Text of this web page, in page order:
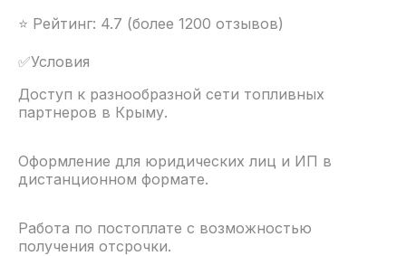
⭐ Рейтинг: 4.7 (более 1200 отзывов)
✅Условия
Доступ к разнообразной сети топливных
партнеров в Крыму.
Оформление для юридических лиц и ИП в
дистанционном формате.
Работа по постоплате с возможностью
получения отсрочки.